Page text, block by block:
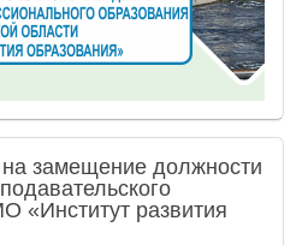
замещение должности
«Институт развития